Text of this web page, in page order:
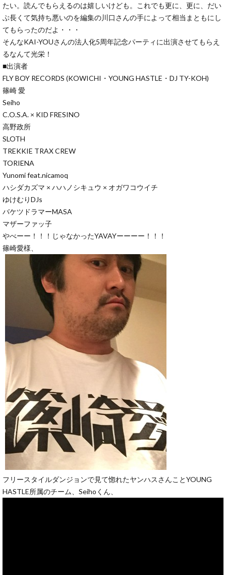
たい。読んでもらえるのは嬉しいけども。これでも更に、更に、だい
ぶ長くて気持ち悪いのを編集の川口さんの手によって相当まともにし
てもらったのだよ・・・
そんなKAI-YOUさんの法人化5周年記念パーティに出演させてもらえ
るなんて光栄！
■出演者
FLY BOY RECORDS (KOWICHI・YOUNG HASTLE・DJ TY-KOH)
篠崎 愛
Seiho
C.O.S.A. × KID FRESINO
高野政所
SLOTH
TREKKIE TRAX CREW
TORIENA
Yunomi feat.nicamoq
ハシダカズマ × ハハノシキュウ × オガワコウイチ
ゆけむりDJs
バケツドラマーMASA
マザーファッ子
やべーー！！！じゃなかったYAVAYーーーー！！！
篠崎愛様、
フリースタイルダンジョンで見て惚れたヤンハスさんことYOUNG
HASTLE所属のチーム、Seihoくん、